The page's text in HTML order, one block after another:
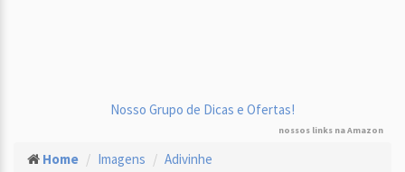
Nosso Grupo de Dicas e Ofertas!
nossos links na Amazon
Home Imagens Adivinhe